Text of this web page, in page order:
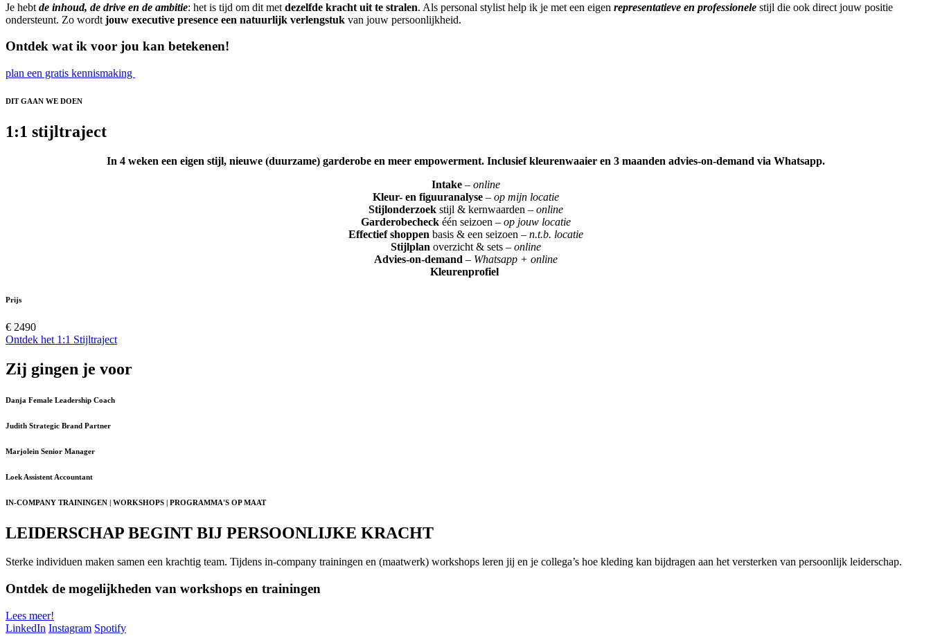
Je hebt de inhoud, de drive en de ambitie: het is tijd om dit met dezelfde kracht uit te stralen. Als personal stylist help ik je met een eigen representatieve en professionele stijl die ook direct jouw positie
ondersteunt. Zo wordt jouw executive presence een natuurlijk verlengstuk van jouw persoonlijkheid.
Ontdek wat ik voor jou kan betekenen!
plan een gratis kennismaking
DIT GAAN WE DOEN
1:1 stijltraject
In 4 weken een eigen stijl, nieuwe (duurzame) garderobe en meer empowerment. Inclusief kleurenwaaier en 3 maanden advies-on-demand via Whatsapp.
Intake – online
Kleur- en figuuranalyse – op mijn locatie
Stijlonderzoek stijl & kernwaarden – online
Garderobecheck één seizoen – op jouw locatie
Effectief shoppen basis & een seizoen – n.t.b. locatie
Stijlplan overzicht & sets – online
Advies-on-demand – Whatsapp + online
Kleurenprofiel
Prijs
€ 2490
Ontdek het 1:1 Stijltraject
Zij gingen je voor
Danja Female Leadership Coach
Judith Strategic Brand Partner
Marjolein Senior Manager
Loek Assistent Accountant
IN-COMPANY TRAININGEN | WORKSHOPS | PROGRAMMA'S OP MAAT
LEIDERSCHAP BEGINT BIJ PERSOONLIJKE KRACHT
Sterke individuen maken samen een krachtig team. Tijdens in-company trainingen en (maatwerk) workshops leren jij en je collega’s hoe kleding kan bijdragen aan het versterken van persoonlijk leiderschap.
Ontdek de mogelijkheden van workshops en trainingen
Lees meer!
LinkedIn Instagram Spotify